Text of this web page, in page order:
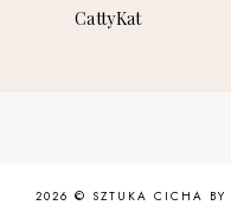
CattyKat
2026 © SZTUKA CICHA BY